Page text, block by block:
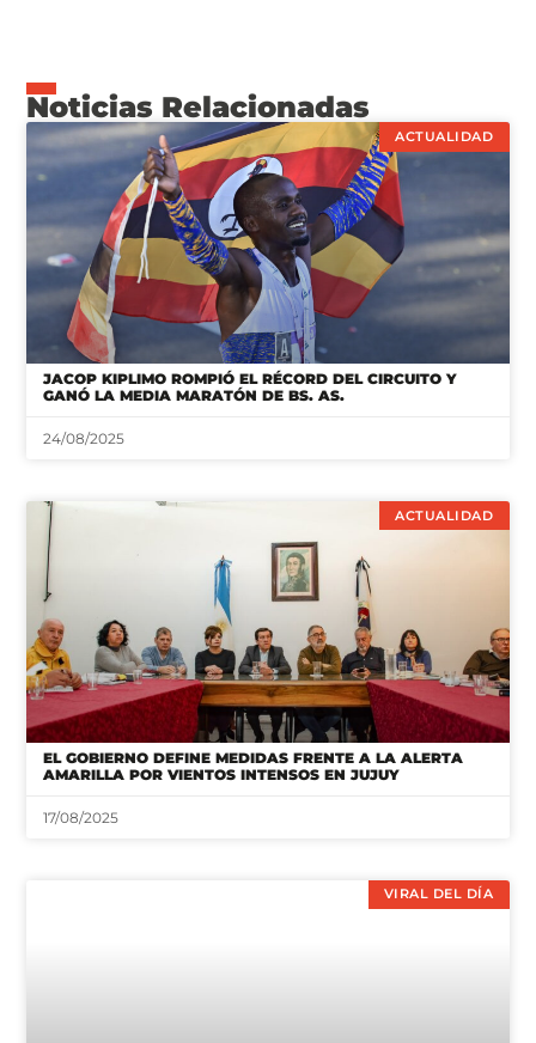
JACOP KIPLIMO ROMPIÓ EL RÉCORD DEL CIRCUITO Y
GANÓ LA MEDIA MARATÓN DE BS. AS.
24/08/2025
EL GOBIERNO DEFINE MEDIDAS FRENTE A LA ALERTA
AMARILLA POR VIENTOS INTENSOS EN JUJUY
17/08/2025